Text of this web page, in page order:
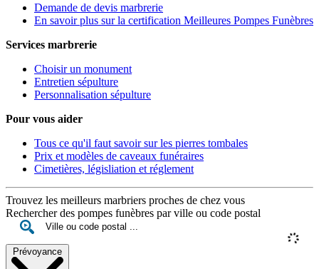
Demande de devis marbrerie
En savoir plus sur la certification Meilleures Pompes Funèbres
Services marbrerie
Choisir un monument
Entretien sépulture
Personnalisation sépulture
Pour vous aider
Tous ce qu'il faut savoir sur les pierres tombales
Prix et modèles de caveaux funéraires
Cimetières, législiation et réglement
Trouvez les meilleurs marbriers proches de chez vous
Rechercher des pompes funèbres par ville ou code postal
Prévoyance